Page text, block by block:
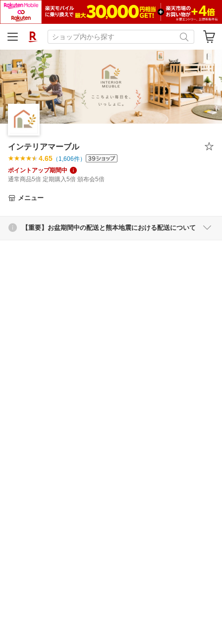
インテリアマーブル
4.65 （ 1,606件）
ポイントアップ期間中
通常商品5倍 定期購入5倍 頒布会5倍
メニュー
【重要】お盆期間中の配送と熊本地震における配送について